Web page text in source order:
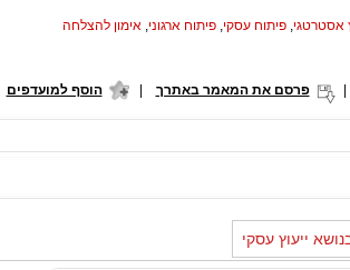
אסטרטגי, פיתוח עסקי, פיתוח ארגוני, אימון להצלחה
פרסם את המאמר באתרך | הוסף למועדפים
ייעוץ עסקי